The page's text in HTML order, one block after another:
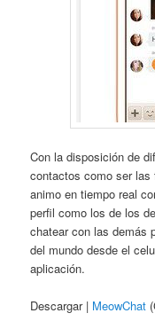
Con la disposición de
contactos como ser
animo en tiempo real
perfil como los de los
chatear con las demás
del mundo desde el
aplicación.
Descargar | MeowChat